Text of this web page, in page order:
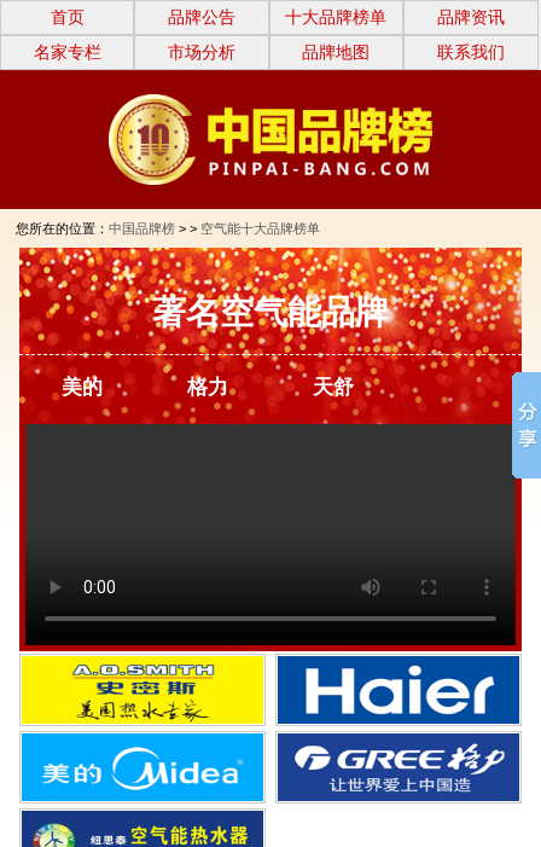
首页 品牌公告 十大品牌榜单
品牌资讯
名家专栏
市场分析 品牌地图 联系我们
您所在的位置： 中国品牌榜 > > 空气能十大品牌榜单
著名空气能品牌
美的 格力 天舒